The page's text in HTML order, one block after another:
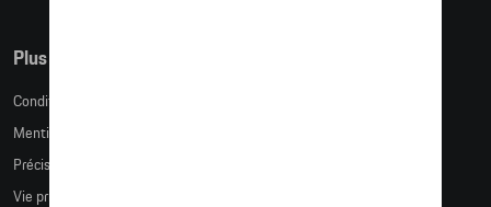
Plus d'informations
Conditions de vente
Mentions légales
Précision des tailles
Vie privée